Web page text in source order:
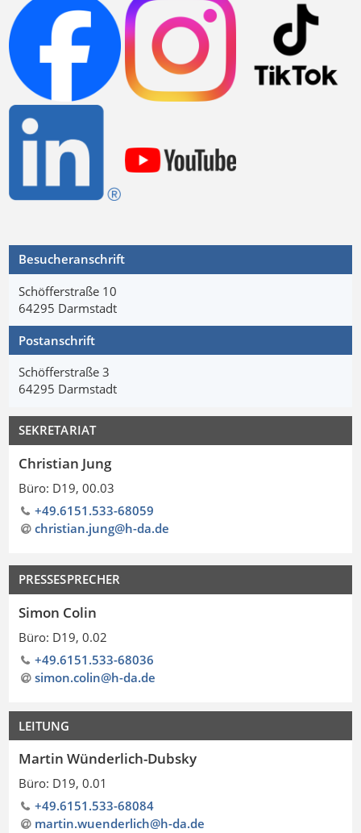
Besucheranschrift
Schöfferstraße 10
64295 Darmstadt
Postanschrift
Schöfferstraße 3
64295 Darmstadt
SEKRETARIAT
Christian Jung
Büro: D19, 00.03
+49.6151.533-68059
christian.jung@h-da.de
PRESSESPRECHER
Simon Colin
Büro: D19, 0.02
+49.6151.533-68036
simon.colin@h-da.de
LEITUNG
Martin Wünderlich-Dubsky
Büro: D19, 0.01
+49.6151.533-68084
martin.wuenderlich@h-da.de